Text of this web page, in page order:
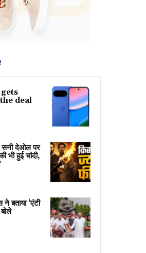
deal
सनी देओल पर
भी हुई चांदी,
बताया ‘एंटी